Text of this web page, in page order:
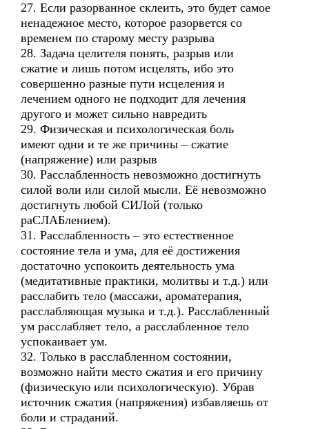
27. Если разорванное склеить, это будет самое
ненадежное место, которое разорвется со
временем по старому месту разрыва
28. Задача целителя понять, разрыв или
сжатие и лишь потом исцелять, ибо это
совершенно разные пути исцеления и
лечением одного не подходит для лечения
другого и может сильно навредить
29. Физическая и психологическая боль
имеют одни и те же причины – сжатие
(напряжение) или разрыв
30. Расслабленность невозможно достигнуть
силой воли или силой мысли. Её невозможно
достигнуть любой СИЛой (только
раСЛАБлением).
31. Расслабленность – это естественное
состояние тела и ума, для её достижения
достаточно успокоить деятельность ума
(медитативные практики, молитвы и т.д.) или
расслабить тело (массажи, ароматерапия,
расслабляющая музыка и т.д.). Расслабленный
ум расслабляет тело, а расслабленное тело
успокаивает ум.
32. Только в расслабленном состоянии,
возможно найти место сжатия и его причину
(физическую или психологическую). Убрав
источник сжатия (напряжения) избавляешь от
боли и страданий.